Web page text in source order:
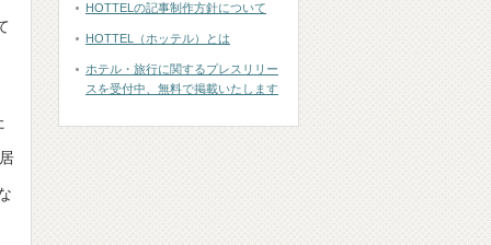
HOTTELの記事制作方針について
HOTTEL（ホッテル）とは
ホテル・旅行に関するプレスリリー
スを受付中、無料で掲載いたします